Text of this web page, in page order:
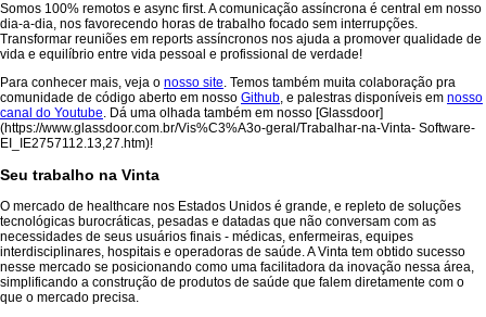
Somos 100% remotos e async first. A comunicação assíncrona é central em nosso
dia-a-dia, nos favorecendo horas de trabalho focado sem interrupções.
Transformar reuniões em reports assíncronos nos ajuda a promover qualidade de
vida e equilíbrio entre vida pessoal e profissional de verdade!
Para conhecer mais, veja o nosso site. Temos também muita colaboração pra
comunidade de código aberto em nosso Github, e palestras disponíveis em nosso
canal do Youtube. Dá uma olhada também em nosso [Glassdoor]
(https://www.glassdoor.com.br/Vis%C3%A3o-geral/Trabalhar-na-Vinta- Software-
EI_IE2757112.13,27.htm)!
Seu trabalho na Vinta
O mercado de healthcare nos Estados Unidos é grande, e repleto de soluções
tecnológicas burocráticas, pesadas e datadas que não conversam com as
necessidades de seus usuários finais - médicas, enfermeiras, equipes
interdisciplinares, hospitais e operadoras de saúde. A Vinta tem obtido sucesso
nesse mercado se posicionando como uma facilitadora da inovação nessa área,
simplificando a construção de produtos de saúde que falem diretamente com o
que o mercado precisa.